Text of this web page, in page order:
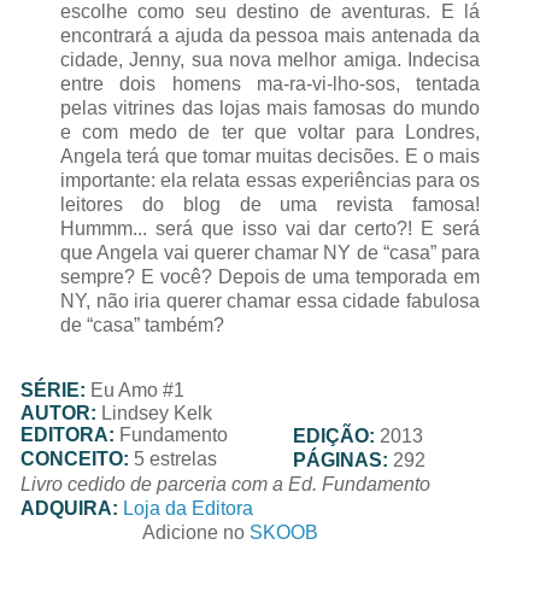
escolhe como seu destino de aventuras. E lá
encontrará a ajuda da pessoa mais antenada da
cidade, Jenny, sua nova melhor amiga. Indecisa
entre dois homens ma-ra-vi-lho-sos, tentada
pelas vitrines das lojas mais famosas do mundo
e com medo de ter que voltar para Londres,
Angela terá que tomar muitas decisões. E o mais
importante: ela relata essas experiências para os
leitores do blog de uma revista famosa!
Hummm... será que isso vai dar certo?! E será
que Angela vai querer chamar NY de “casa” para
sempre? E você? Depois de uma temporada em
NY, não iria querer chamar essa cidade fabulosa
de “casa” também?
SÉRIE: Eu Amo #1
AUTOR: Lindsey Kelk
EDITORA: Fundamento EDIÇÃO: 2013
CONCEITO: 5 estrelas PÁGINAS: 292
Livro cedido de parceria com a Ed. Fundamento
ADQUIRA: Loja da Editora
Adicione no SKOOB